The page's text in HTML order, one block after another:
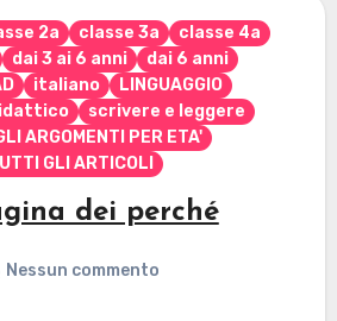
2a classe 3a
classe 4a
dai 3 ai 6 anni
dai 6 anni
italiano
LINGUAGGIO
scrivere e leggere
ARGOMENTI PER ETA'
GLI ARTICOLI
dei perché
Nessun commento